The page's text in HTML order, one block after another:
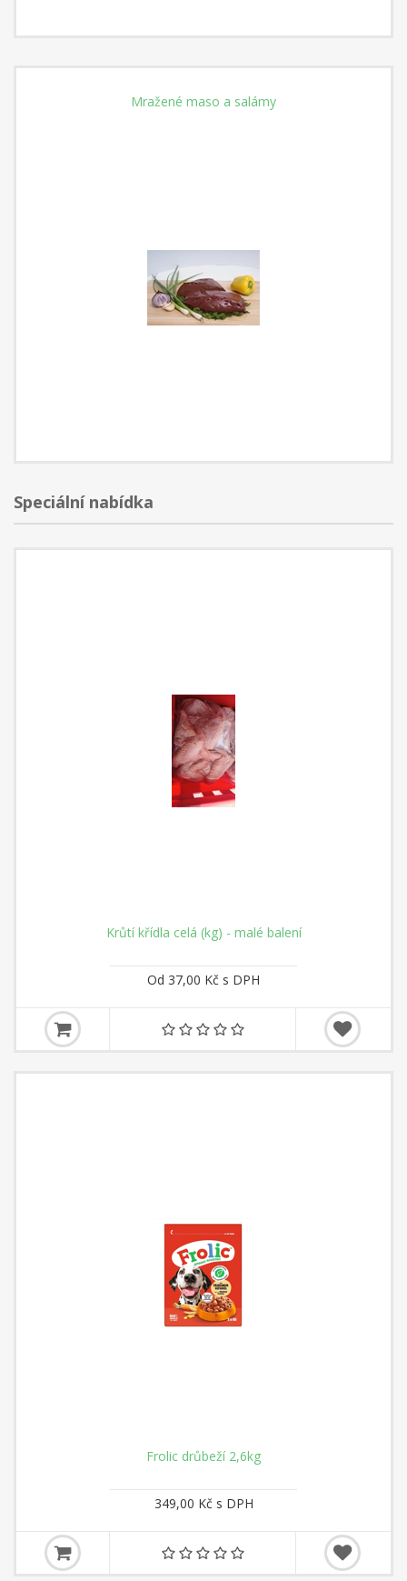
Mražené maso a salámy
Speciální nabídka
Krůtí křídla celá (kg) - malé balení
Od 37,00 Kč s DPH
Frolic drůbeží 2,6kg
349,00 Kč s DPH